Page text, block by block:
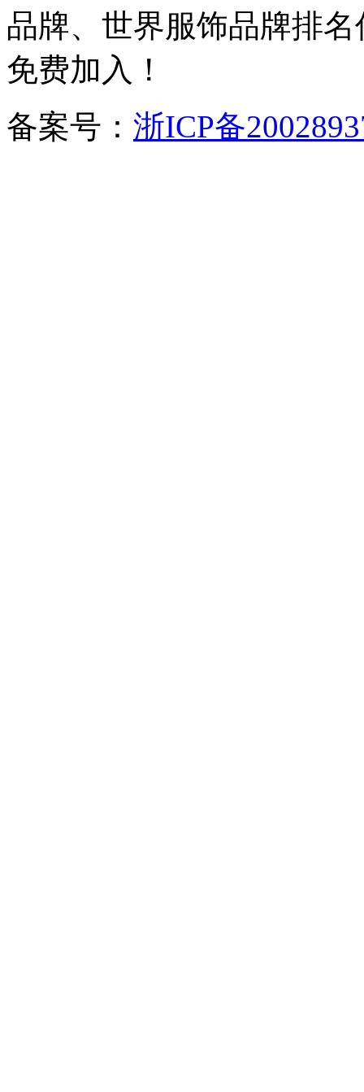
品牌、世界服饰品牌排
免费加入！
备案号： 浙ICP备